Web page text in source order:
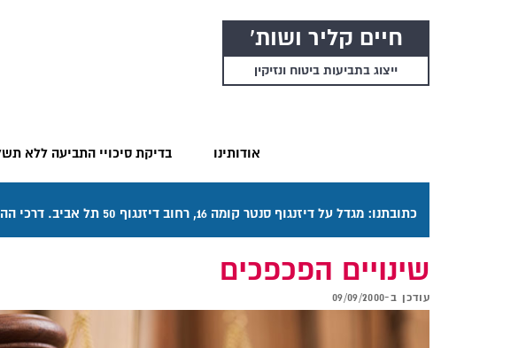
חיים קליר ושות'
ייצוג בתביעות ביטוח ונזיקין
אודותינו בדיקת סיכויי התביעה ללא
כתובתנו: מגדל על דיזנגוף סנטר קומה 16, רחוב דיזנגוף 50 תל אביב. דרכי ההגעה בתפריט "אודותינו".
שינויים הפכפכים
עודכן ב-09/09/2000